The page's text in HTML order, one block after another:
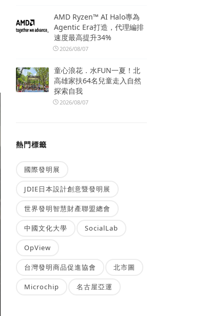
AMD Ryzen™ AI Halo專為
Agentic Era打造，代理編排
速度最高提升34%
2026/08/07
童心浪花．水FUN一夏！北
高雄家扶64名兒童走入自然
探索自我
2026/08/07
熱門標籤
國際發明展
JDIE日本設計創意暨發明展
世界發明智慧財產聯盟總會
中國文化大學 SocialLab
OpView
台灣發明商品促進協會 北市圖
Microchip 名古屋亞運